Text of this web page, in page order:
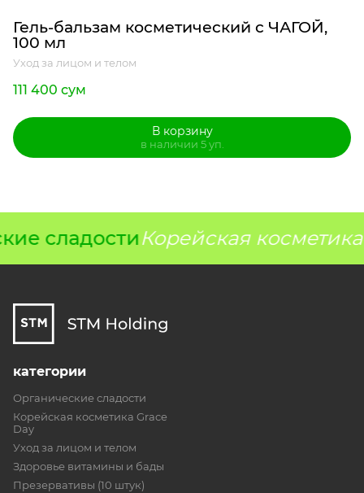
Гель-бальзам косметический с ЧАГОЙ,
100 мл
Уход за лицом и телом
111 400 сум
В корзину
в наличии 5 уп.
сладостиКорейская косметика
категории
Органические сладости
Корейская косметика Grace
Day
Уход за лицом и телом
Здоровье витамины и бады
Презервативы (10 штук)